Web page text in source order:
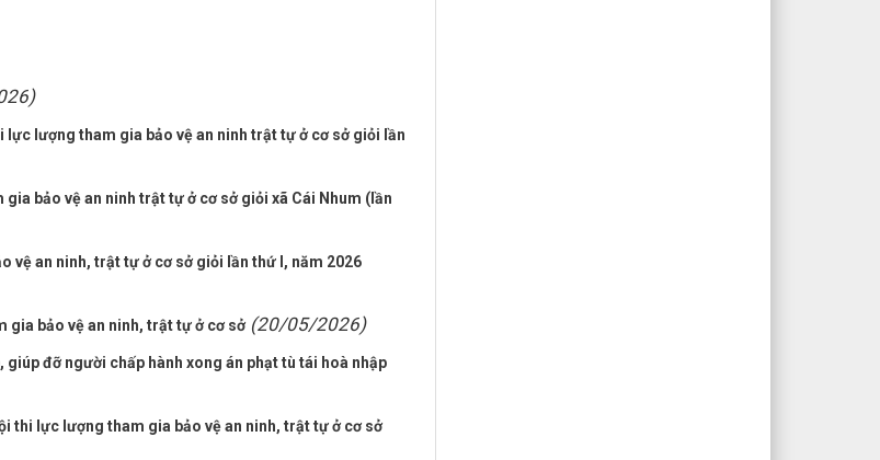
lượng tham gia bảo vệ an ninh trật tự ở cơ sở giỏi lần
bảo vệ an ninh trật tự ở cơ sở giỏi xã Cái Nhum (lần
vệ an ninh, trật tự ở cơ sở giỏi lần thứ I, năm 2026
gia bảo vệ an ninh, trật tự ở cơ sở (20/05/2026)
đỡ người chấp hành xong án phạt tù tái hoà nhập
thi lực lượng tham gia bảo vệ an ninh, trật tự ở cơ sở